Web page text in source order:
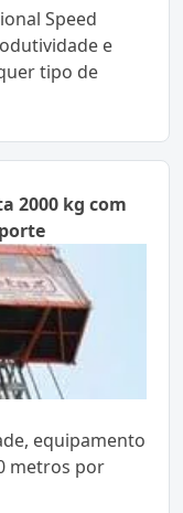
Speed
e
tipo de
2000 kg com
equipamento
metros por